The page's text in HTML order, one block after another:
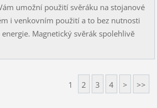
umožní použití svěráku na stojanové
i venkovním použití a to bez nutnosti
Magnetický svěrák spolehlivě
1 2 3 4 > >>